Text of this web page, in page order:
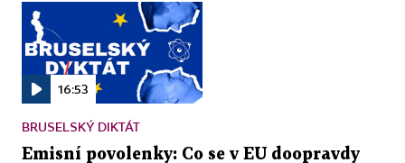
16:53
BRUSELSKÝ DIKTÁT
Emisní povolenky: Co se v EU doopravdy